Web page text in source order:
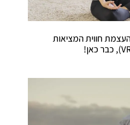
חווית המציאות